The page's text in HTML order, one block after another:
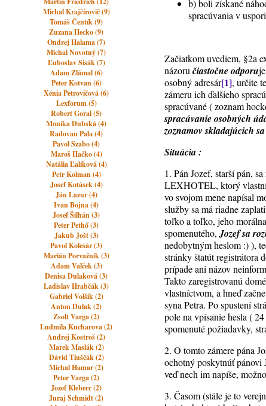
Michal Krajčírovič (9)
Tomáš Čentík (9)
Zuzana Hecko (9)
Ondrej Halama (7)
Michal Novotný (7)
Ľuboslav Sisák (7)
Adam Zlámal (6)
Peter Kotvan (6)
Xénia Petrovičová (6)
Lexforum (5)
Robert Goral (5)
Monika Dubská (4)
Radovan Pala (4)
Pavol Szabo (4)
Maroš Hačko (4)
Natália Ľalíková (4)
Petr Kolman (4)
Josef Kotásek (4)
Ján Lazur (4)
Ivan Bojna (4)
Josef Šilhán (3)
Peter Pethő (3)
Jakub Jošt (3)
Pavol Kolesár (3)
Marián Porvažník (3)
Adam Valček (3)
Denisa Dulaková (3)
Ladislav Hrabčák (3)
Gabriel Volšík (2)
Anton Dulak (2)
Zsolt Varga (2)
Ludmila Kucharova (2)
Andrej Kostroš (2)
Marek Maslák (2)
Dávid Tluščák (2)
Michal Hamar (2)
Peter Varga (2)
Jozef Kleberc (2)
Juraj Schmidt (2)
b) boli získané
spracúvania v
Začiatkom uvediem, §2a
názoručiastočne odporu
osobný adresár[1], určite
zámeru ich ďalšieho
spracúvané ( zoznam
spracúvanie osobných
zoznamov skladajúcich
Situácia :
1. Pán Jozef, starší pán,
LEXHOTEL, ktorý vlastní
vo svojom mene napísal
služby sa má riadne
toľko a toľko, jeho
spomenutého, Jozef sa
nedobytným heslom :) ),
stránky štatút registrátora
prípade ani názov
Takto zaregistrovanú
vlastníctvom, a hneď
syna Petra. Po spustení
pole na vpísanie hesla (
spomenuté požiadavky,
2. O tomto zámere pána
ochotný poskytnúť pánovi
veď nech im napíše,
3. Časom (stále je to